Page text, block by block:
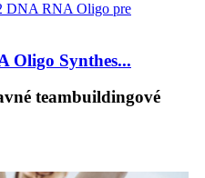
Oligo Synthes...
teambuildingové